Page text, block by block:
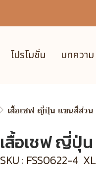
โปรโมชั่น บทความ
เสื้อเชฟ ญี่ปุ่น แขนสี่ส่วน
เสื้อเชฟ ญี่ปุ่น
SKU : FSS0622-4